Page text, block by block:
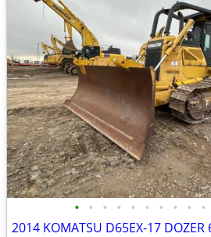
• • • • • • • • • •